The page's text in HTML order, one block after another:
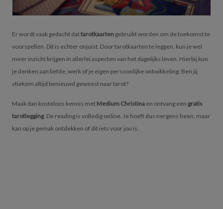
Er wordt vaak gedacht dattarotkaarten gebruikt worden om de toekomst te
voorspellen. Dit is echter onjuist. Door tarotkaarten te leggen, kun je wel
meer inzicht krijgen in allerlei aspecten van het dagelijks leven. Hierbij kun
je denken aan liefde, werk of je eigen persoonlijke ontwikkeling. Ben jij
stiekem altijd benieuwd geweest naar tarot?
Maak dan kosteloos kennis met Medium Christina en ontvang een gratis
tarotlegging. De reading is volledig online. Je hoeft dus nergens heen, maar
kan op je gemak ontdekken of dit iets voor jou is.